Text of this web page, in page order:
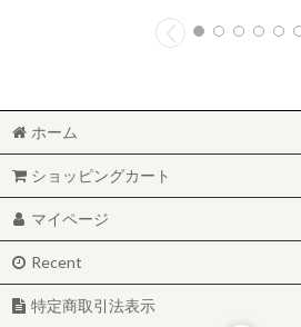
ホーム
ショッピングカート
マイページ
Recent
特定商取引法表示